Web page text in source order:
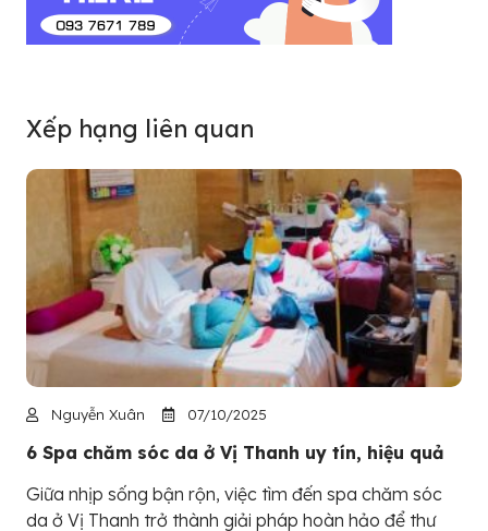
Xếp hạng liên quan
Nguyễn Xuân 07/10/2025
6 Spa chăm sóc da ở Vị Thanh uy tín, hiệu quả
Giữa nhịp sống bận rộn, việc tìm đến spa chăm sóc
da ở Vị Thanh trở thành giải pháp hoàn hảo để thư